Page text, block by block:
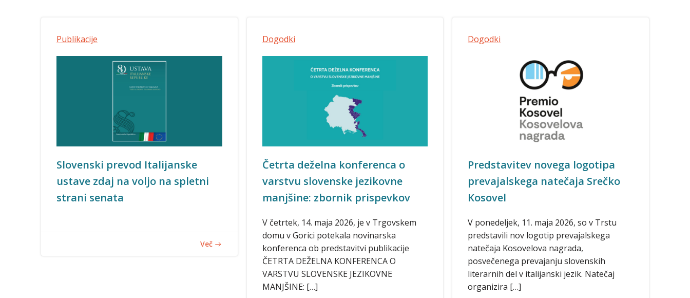
Publikacije
Slovenski prevod Italijanske
ustave zdaj na voljo na spletni
strani senata
Več
Dogodki
Četrta deželna konferenca o
varstvu slovenske jezikovne
manjšine: zbornik prispevkov
V četrtek, 14. maja 2026, je v Trgovskem
domu v Gorici potekala novinarska
konferenca ob predstavitvi publikacije
ČETRTA DEŽELNA KONFERENCA O
VARSTVU SLOVENSKE JEZIKOVNE
MANJŠINE: […]
Dogodki
Predstavitev novega logotipa
prevajalskega natečaja Srečko
Kosovel
V ponedeljek, 11. maja 2026, so v Trstu
predstavili nov logotip prevajalskega
natečaja Kosovelova nagrada,
posvečenega prevajanju slovenskih
literarnih del v italijanski jezik. Natečaj
organizira […]